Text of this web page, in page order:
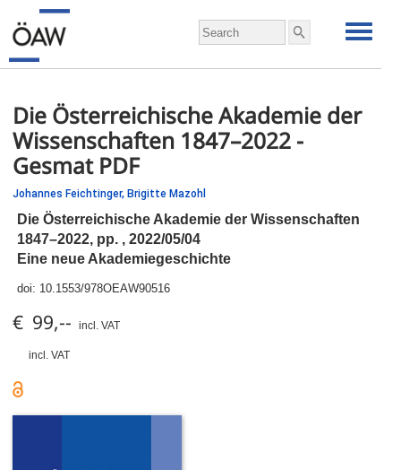
Die Österreichische Akademie der
Wissenschaften 1847–2022 -
Gesmat PDF
Johannes Feichtinger, Brigitte Mazohl
Die Österreichische Akademie der Wissenschaften
1847–2022, pp.
, 2022/05/04
Eine neue Akademiegeschichte
doi: 10.1553/978OEAW90516
€ 99,-- incl. VAT
incl. VAT